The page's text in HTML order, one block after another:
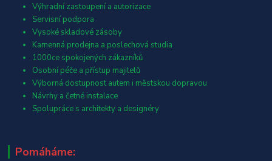
Výhradní zastoupení a autorizace
Servisní podpora
Vysoké skladové zásoby
Kamenná prodejna a poslechová studia
1000ce spokojených zákazníků
Osobní péče a přístup majitelů
Výborná dostupnost autem i městskou dopravou
Návrhy a četné instalace
Spolupráce s architekty a designéry
Pomáháme: